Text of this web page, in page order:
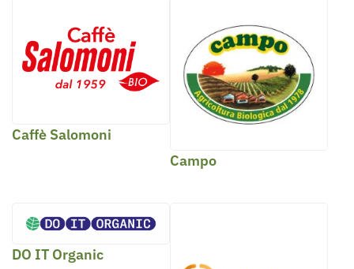
Caffè Salomoni
Campo
DO IT Organic